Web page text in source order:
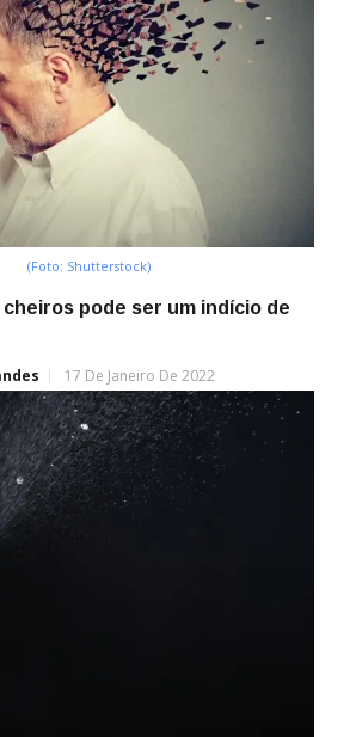
(Foto: Shutterstock)
pode ser um indício de
17 De Janeiro De 2022